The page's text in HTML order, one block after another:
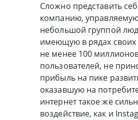
Сложно представить
компанию,
небольшой группой
имеющую в рядах своих
не менее 100
пользователей, не
прибыль на пике
оказавшую на
интернет такое же
воздействие, как и